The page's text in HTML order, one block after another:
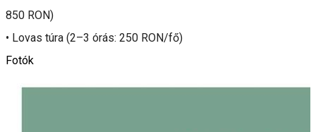
850 RON)
• Lovas túra (2–3 órás: 250 RON/fő)
Fotók